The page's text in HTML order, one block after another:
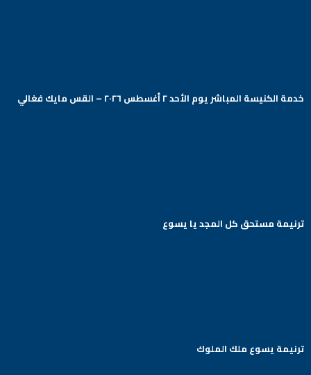
خدمة الكنيسة المباشر يوم الأحد ٢ أغسطس ٢٠٢٦ – القس مايك فغالي
ترنيمة مستحق كل المجد يا يسوع
ترنيمة يسوع ملك الملوك